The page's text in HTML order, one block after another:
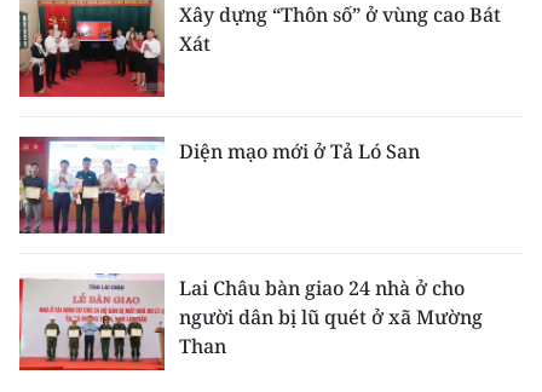
Xây dựng “Thôn số” ở vùng cao Bát
Xát
Diện mạo mới ở Tả Ló San
Lai Châu bàn giao 24 nhà ở cho
người dân bị lũ quét ở xã Mường
Than